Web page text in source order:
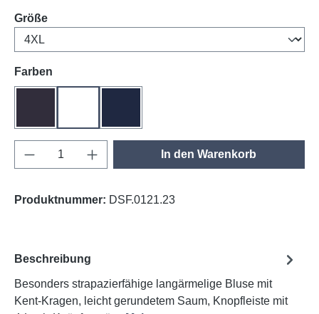
Größeauswählen
Farben
Produkt Anzahl: Gib den gewünschten
In den Warenkorb
Produktnummer: DSF.0121.23
Beschreibung
Besonders strapazierfähige langärmelige Bluse mit
Kent-Kragen, leicht gerundetem Saum, Knopfleiste mit